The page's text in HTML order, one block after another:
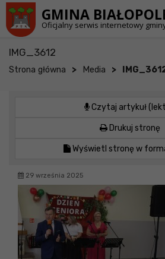
GMINA
Oficjalny serwis internetowy
IMG_3612
Strona główna > Media >
Czytaj artykuł
Drukuj stronę
Wyświetl stronę w
29 września 2025